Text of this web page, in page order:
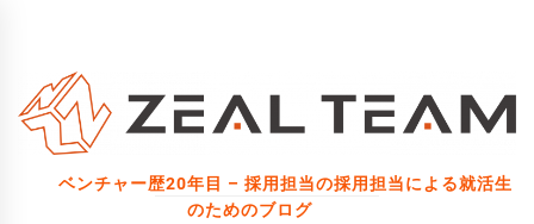
ン
ベンチャー歴20年目 – 採用担当の採用担当による就活生
のためのブログ